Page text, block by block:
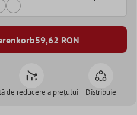
59,62 RON
de reducere a prețului Distribuie